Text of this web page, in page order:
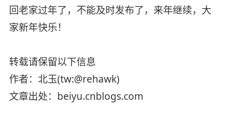
回老家过年了，不能及时发布了，来年继续，大
家新年快乐！
转载请保留以下信息
作者：北玉(tw:@rehawk)
文章出处：beiyu.cnblogs.com